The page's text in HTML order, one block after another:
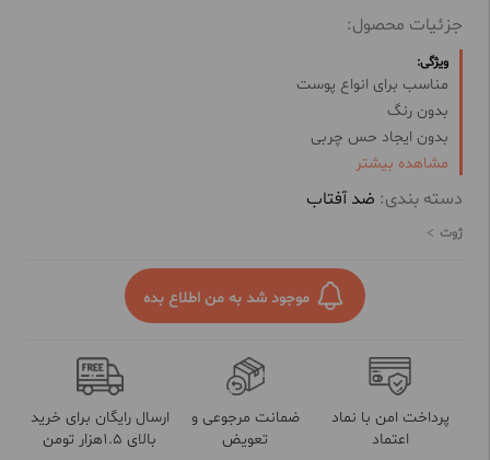
جزئیات محصول:
ویژگی:
مناسب برای انواع پوست
بدون رنگ
بدون ایجاد حس چربی
مرطوب کننده و آبرسان
کمک به شادابی و طراوت پوست
مشاهده بیشتر
دسته بندی: ضد آفتاب
ژوت
موجود شد به من اطلاع بده
پرداخت امن با نماد
اعتماد
ضمانت مرجوعی و
تعویض
ارسال رایگان برای خرید
بالای 1.5هزار تومن